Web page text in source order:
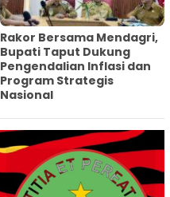
Rakor Bersama Mendagri,
Bupati Taput Dukung
Pengendalian Inflasi dan
Program Strategis
Nasional‎